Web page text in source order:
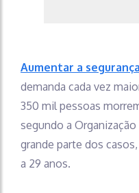
Aumentar a
demanda cada vez
350 mil pessoas
segundo a
grande parte dos
a 29 anos.